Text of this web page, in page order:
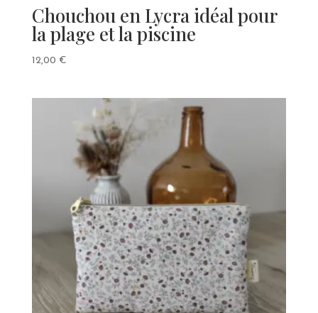
Chouchou en Lycra idéal pour
la plage et la piscine
12,00 €